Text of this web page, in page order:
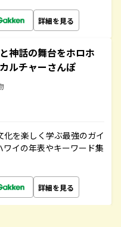
詳細を見る
神話の舞台をホロホ
ルチャーさんぽ
を楽しく学ぶ最強のガイ
ワイの年表やキーワード集
詳細を見る